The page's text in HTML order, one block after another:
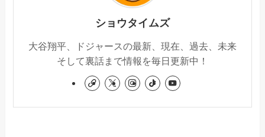
ショウタイムズ
大谷翔平、ドジャースの最新、現在、過去、未来
そして裏話まで情報を毎日更新中！